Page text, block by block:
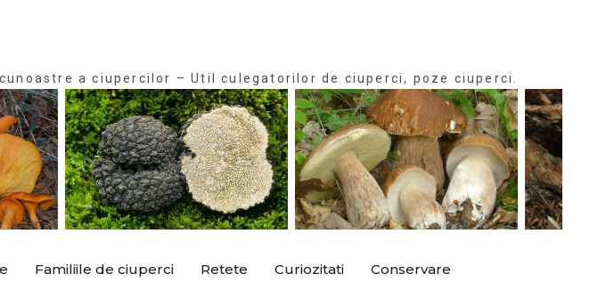
a ciupercilor – Util culegatorilor de ciuperci, poze ciuperci.
Familiile de ciuperci Retete Curiozitati Conservare